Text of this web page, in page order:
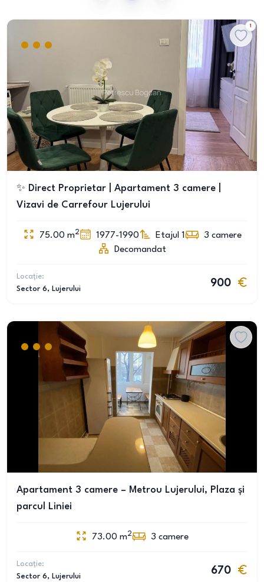
1
✨ Direct Proprietar | Apartament 3 camere |
Vizavi de Carrefour Lujerului
75.00 m2 1977-1990 Etajul 1 3 camere
Decomandat
Locație:
Sector 6, Lujerului
900
Apartament 3 camere – Metrou Lujerului, Plaza și
parcul Liniei
73.00 m2 3 camere
Locație:
Sector 6, Lujerului
670